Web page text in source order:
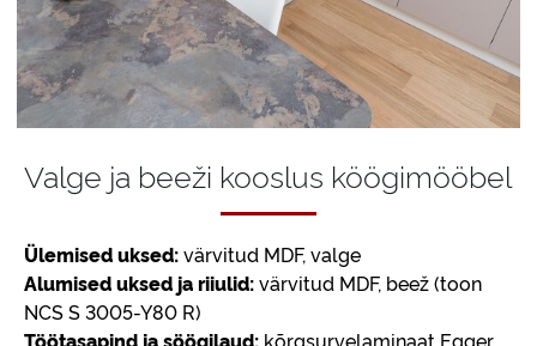
Valge ja beeži kooslus köögimööbel
Ülemised uksed:värvitud MDF, valge
Alumised uksed ja riiulid:värvitud MDF, beež (toon
NCS S 3005-Y80 R)
Töötasapind ja söögilaud: kõrgsurvelaminaat Egger